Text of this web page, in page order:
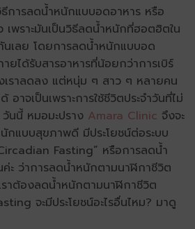
การลดน้ำหนักแบบอดอาหาร หรือ
พราะมันเป็นวิธีลดน้ำหนักที่ฮอตฮิตใน
เลย โดยการลดน้ำหนักแบบอด
ายได้รับสารอาหารที่น้อยกว่าการเบิร์
ราลดลง แต่หนุ่ม ๆ สาว ๆ หลายคน
อาจเป็นเพราะการใช้ชีวิตประจำวันที่ไม่
วันนี้ หมอมะปราง Amara Clinic จึงจะ
กแบบสุขภาพดี มีประโยชน์ต่อระบบ
Fasting” หรือการลดน้ำ
ะ ว่าการลดน้ำหนักตามนาฬิกาชีวิต
ราต้องลดน้ำหนักตามนาฬิกาชีวิต
จะมีประโยชน์อะไรอื่นไหม? มาดู